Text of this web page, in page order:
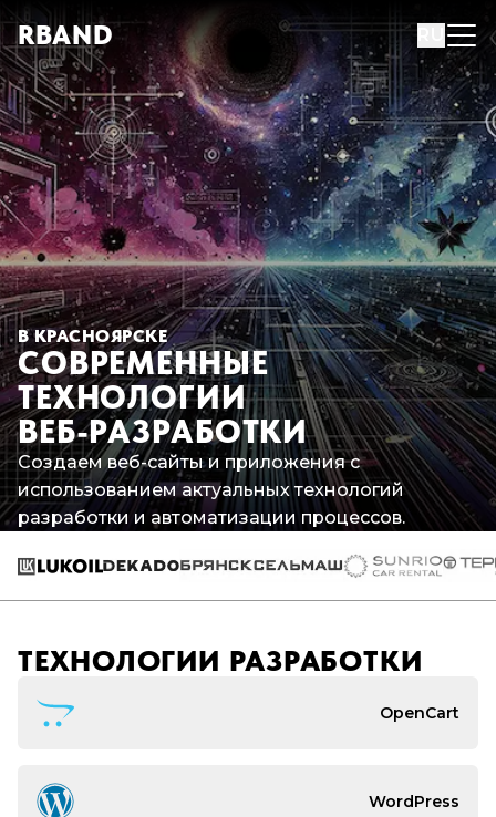
RBAND
СОВРЕМЕННЫЕ
ТЕХНОЛОГИИ
ВЕБ-РАЗРАБОТКИ
В КРАСНОЯРСКЕ
Создаем веб-сайты и приложения с
использованием актуальных технологий
разработки и автоматизации процессов.
ТЕХНОЛОГИИ РАЗРАБОТКИ
OpenCart
WordPress